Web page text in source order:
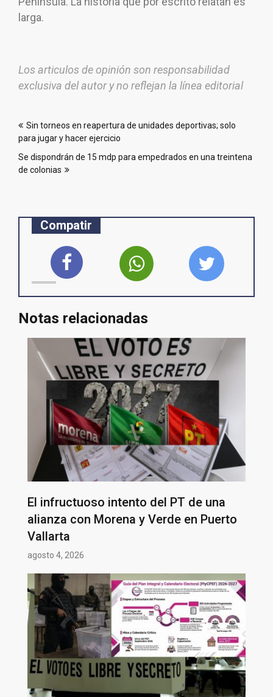
larga.
Los articulos de opinión son responsabilidad
exclusiva del autor y no reflejan la línea editorial
de
entradas
Sin torneos en reapertura de unidades deportivas; solo
para jugar y hacer ejercicio
Se dispondrán de 15 mdp para empedrados en una treintena
de colonias
Compatir
Notas relacionadas
El infructuoso intento del PT de una
alianza con Morena y Verde en Puerto
Vallarta
agosto 4, 2026